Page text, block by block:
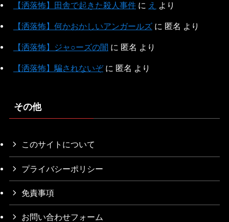
【洒落怖】田舎で起きた殺人事件に え より
【洒落怖】何かおかしいアンガールズに 匿名 より
【洒落怖】ジャ○ーズの闇 に 匿名 より
【洒落怖】騙されないぞに 匿名 より
その他
このサイトについて
プライバシーポリシー
免責事項
お問い合わせフォーム